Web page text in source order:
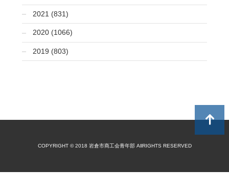
2021 (831)
2020 (1066)
2019 (803)
COPYRIGHT © 2018 岩倉市商工会青年部 AllRIGHTS RESERVED